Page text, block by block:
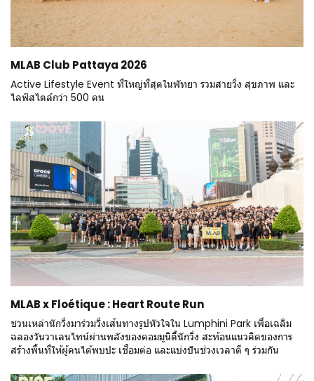
MLAB Club Pattaya 2026
Active Lifestyle Event ที่ใหญ่ที่สุดในพัทยา รวมสายวิ่ง สุขภาพ และ
ไลฟ์สไตล์กว่า 500 คน
MLAB x Floétique : Heart Route Run
ชวนเหล่านักวิ่งมาร่วมวิ่งเส้นทางรูปหัวใจใน Lumphini Park เพื่อเฉลิม
ฉลองวันวาเลนไทน์ผ่านพลังของคอมมูนิตี้นักวิ่ง สะท้อนแนวคิดของการ
สร้างพื้นที่ให้ผู้คนได้พบปะ เชื่อมต่อ และแบ่งปันช่วงเวลาดี ๆ ร่วมกัน